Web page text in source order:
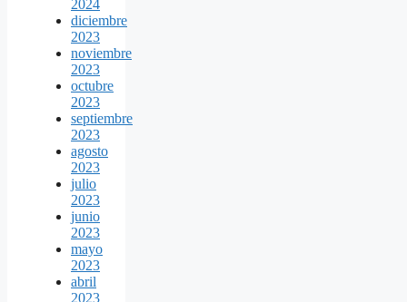
2024
diciembre
2023
noviembre
2023
octubre
2023
septiembre
2023
agosto
2023
julio
2023
junio
2023
mayo
2023
abril
2023